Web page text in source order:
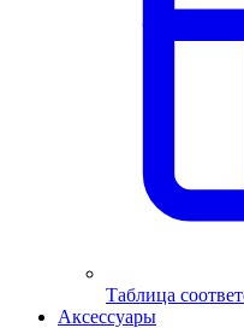
Таблица
Аксессуары